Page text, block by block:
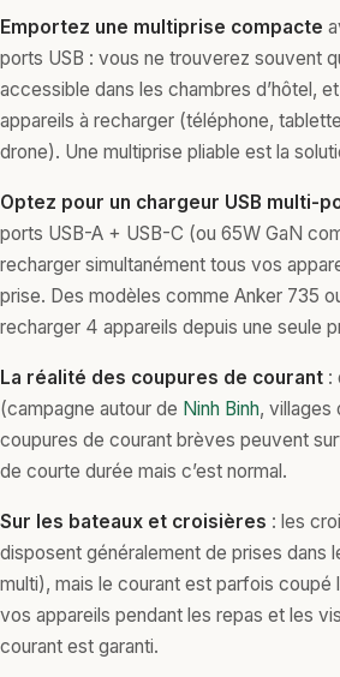
Emportez une multiprise compacte
ports USB : vous ne trouverez souvent
accessible dans les chambres d’hôtel,
appareils à recharger (téléphone,
drone). Une multiprise pliable est la
Optez pour un chargeur USB multi-
ports USB-A + USB-C (ou 65W GaN
recharger simultanément tous vos
prise. Des modèles comme Anker 735
recharger 4 appareils depuis une seule
La réalité des coupures de courant :
(campagne autour de Ninh Binh, villages
coupures de courant brèves peuvent
de courte durée mais c’est normal.
Sur les bateaux et croisières : les
disposent généralement de prises dans
multi), mais le courant est parfois coupé
vos appareils pendant les repas et les
courant est garanti.